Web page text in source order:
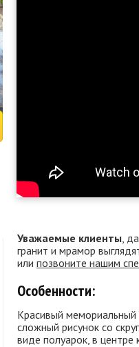
Уважаемые клиенты ,
гранит и мрамор
или позвоните нашим
Особенности:
Красивый мемориальный
сложный рисунок со
виде полуарок, в